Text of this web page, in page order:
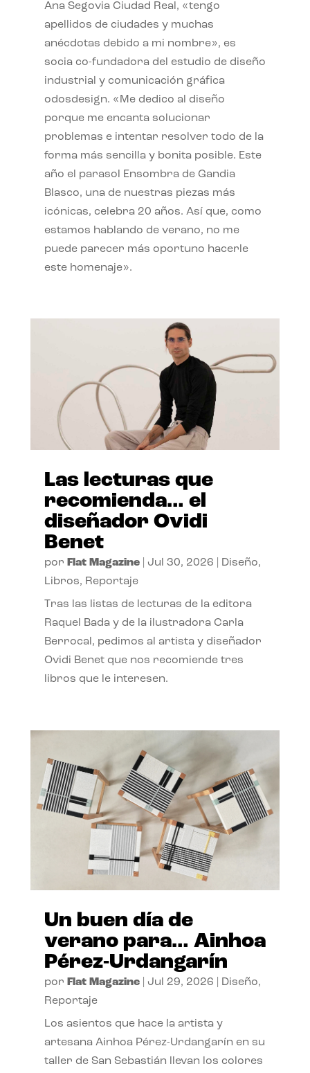
Ana Segovia Ciudad Real, «tengo
apellidos de ciudades y muchas
anécdotas debido a mi nombre», es
socia co-fundadora del estudio de diseño
industrial y comunicación gráfica
odosdesign. «Me dedico al diseño
porque me encanta solucionar
problemas e intentar resolver todo de la
forma más sencilla y bonita posible. Este
año el parasol Ensombra de Gandia
Blasco, una de nuestras piezas más
icónicas, celebra 20 años. Así que, como
estamos hablando de verano, no me
puede parecer más oportuno hacerle
este homenaje».
Las lecturas que
recomienda… el
diseñador Ovidi
Benet
por Flat Magazine| Jul 30, 2026 Diseño,
Libros, Reportaje
Tras las listas de lecturas de la editora
Raquel Bada y de la ilustradora Carla
Berrocal, pedimos al artista y diseñador
Ovidi Benet que nos recomiende tres
libros que le interesen.
Un buen día de
verano para… Ainhoa
Pérez-Urdangarín
por Flat Magazine| Jul 29, 2026 Diseño,
Reportaje
Los asientos que hace la artista y
artesana Ainhoa Pérez-Urdangarín en su
taller de San Sebastián llevan los colores